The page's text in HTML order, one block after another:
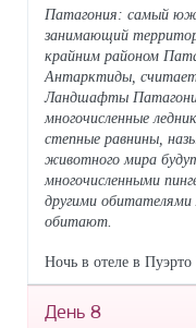
Патагония: самый
занимающий
крайним районом
Антарктиды,
Ландшафты
многочисленные
степные равнины,
животного мира
многочисленными
другими
обитают.
Ночь в отеле в Пуэрто
День 8